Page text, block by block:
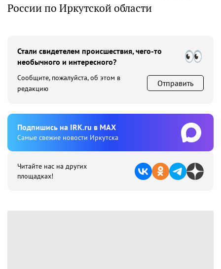
России по Иркутской области
Стали свидетелем происшествия, чего-то
необычного и интересного?
Сообщите, пожалуйста, об этом в
редакцию
Отправить
Подпишиcь на IRK.ru в MAX
Cамые свежие новости Иркутска
Читайте нас на других
площадках!